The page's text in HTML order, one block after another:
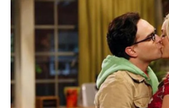
जूलियस रैंडल और जालेन
अंक बनाए और एक संघर्षपूर्ण
मिकल ब्रिजेस 36 अंकों के साथ
एक थे, जिसमें सात तीन-पॉइंटर्स